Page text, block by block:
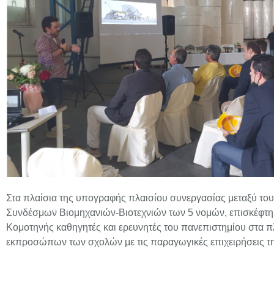
Στα πλαίσια της υπογραφής πλαισίου συνεργασίας μεταξύ
Συνδέσμων Βιομηχανιών-Βιοτεχνιών των 5 νομών,
Κομοτηνής καθηγητές και ερευνητές του πανεπιστημίου στα
εκπροσώπων των σχολών με τις παραγωγικές επιχειρήσεις